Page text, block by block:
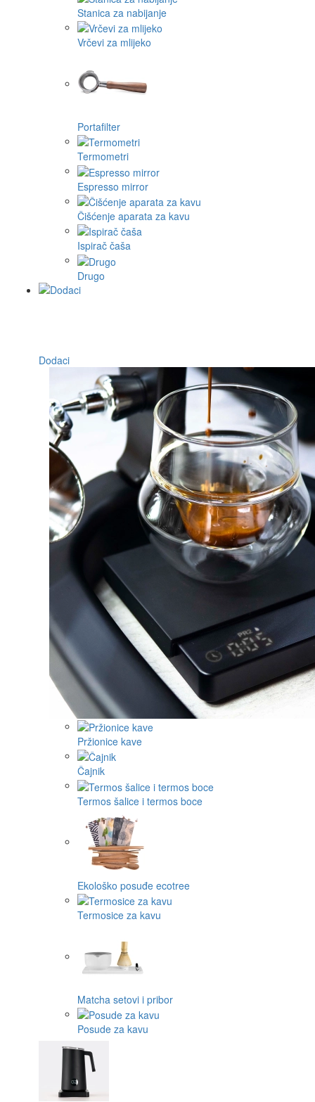
Stanica za nabijanje
Vrčevi za mlijeko
Portafilter
Termometri
Espresso mirror
Čišćenje aparata za kavu
Ispirač čaša
Drugo
Dodaci
Pržionice kave
Čajnik
Termos šalice i termos boce
Ekološko posuđe ecotree
Termosice za kavu
Matcha setovi i pribor
Posude za kavu